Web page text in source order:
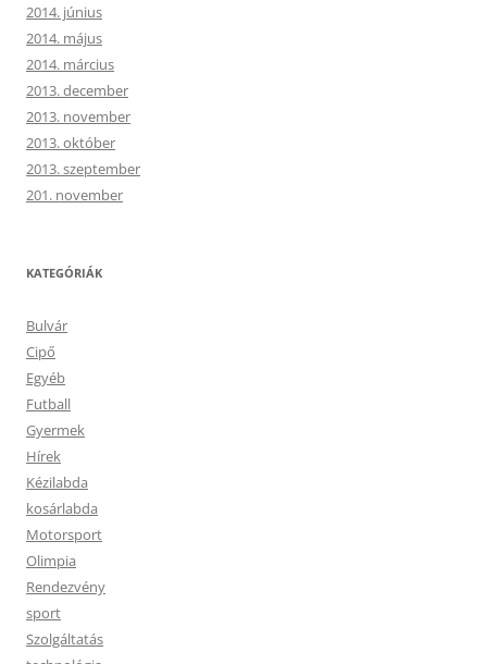
2014. június
2014. május
2014. március
2013. december
2013. november
2013. október
2013. szeptember
201. november
KATEGÓRIÁK
Bulvár
Cipő
Egyéb
Futball
Gyermek
Hírek
Kézilabda
kosárlabda
Motorsport
Olimpia
Rendezvény
sport
Szolgáltatás